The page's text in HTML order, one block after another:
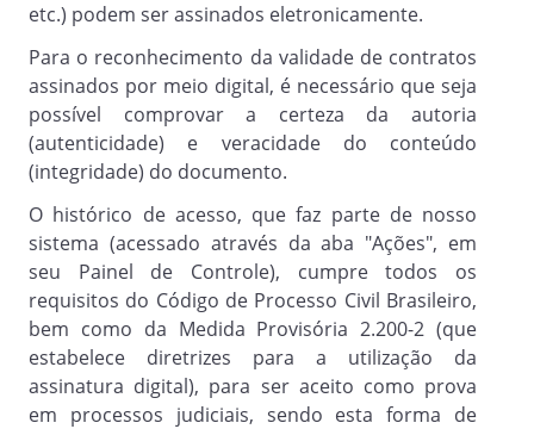
Cláusula 6.
Nenhuma das Partes poderá ceder ou
transferir a terceiros, no todo ou em
parte, os direitos e obrigações oriundos
do presente Contrato, salvo com a prévia
anuência, por escrito, da outra Parte.
Será nula a cessão efetuada em
desacordo com esta cláusula, não
produzindo efeitos quanto à outra Parte.
HIPÓTESES DE DESCUMPRIMENTO E
RESCISÃO DO CONTRATO
etc.) podem ser assinados eletronicamente.
Para o reconhecimento da validade de contratos
assinados por meio digital, é necessário que seja
possível comprovar a certeza da autoria
(autenticidade) e veracidade do conteúdo
(integridade) do documento.
O histórico de acesso, que faz parte de nosso
sistema (acessado através da aba "Ações", em
seu Painel de Controle), cumpre todos os
requisitos do Código de Processo Civil Brasileiro,
bem como da Medida Provisória 2.200-2 (que
estabelece diretrizes para a utilização da
assinatura digital), para ser aceito como prova
em processos judiciais, sendo esta forma de